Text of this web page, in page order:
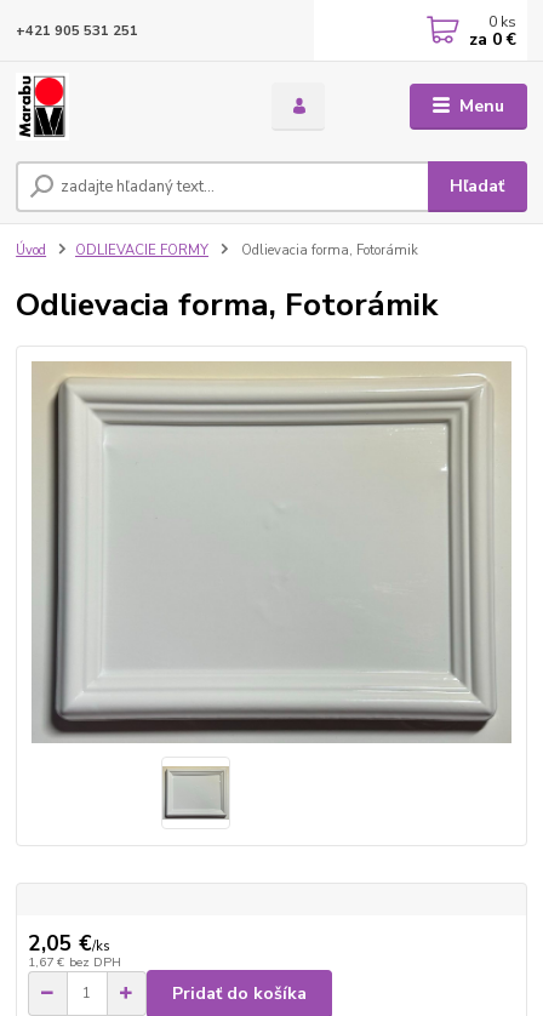
Menu
Hľadať
+421 905 531 251 0 ks
za 0 €
Úvod ODLIEVACIE FORMY Odlievacia forma, Fotorámik
Odlievacia forma, Fotorámik
2,05 €/ks
1,67 € bez DPH
Pridať do košíka